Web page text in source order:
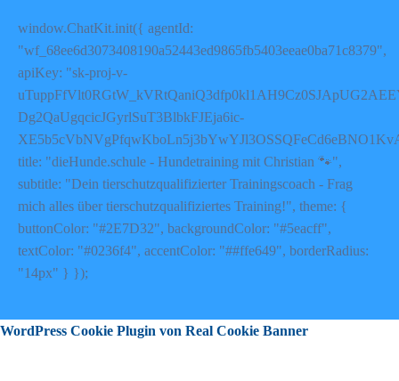
window.ChatKit.init({ agentId:
"wf_68ee6d3073408190a52443ed9865fb5403eeae0ba71c8379",
apiKey: "sk-proj-v-
Dg2QaUgqcicJGyrlSuT3BlbkFJEja6ic-
title: "dieHunde.schule - Hundetraining mit Christian 🐾",
subtitle: "Dein tierschutzqualifizierter Trainingscoach - Frag
mich alles über tierschutzqualifiziertes Training!", theme: {
buttonColor: "#2E7D32", backgroundColor: "#5eacff",
textColor: "#0236f4", accentColor: "##ffe649", borderRadius:
"14px" } });
WordPress Cookie Plugin von Real Cookie Banner